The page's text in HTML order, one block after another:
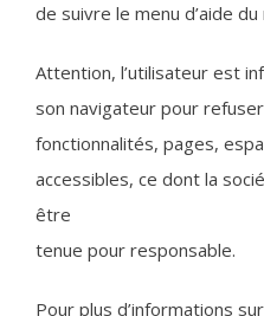
de suivre le menu d’aide
Attention, l’utilisateur est
son navigateur pour
fonctionnalités, pages,
accessibles, ce dont la
être
tenue pour responsable.
Pour plus d’informations